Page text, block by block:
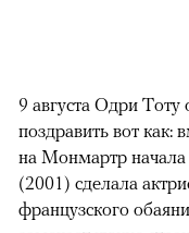
9 августа Одри
поздравить вот как:
на Монмартр
(2001) сделала
французского